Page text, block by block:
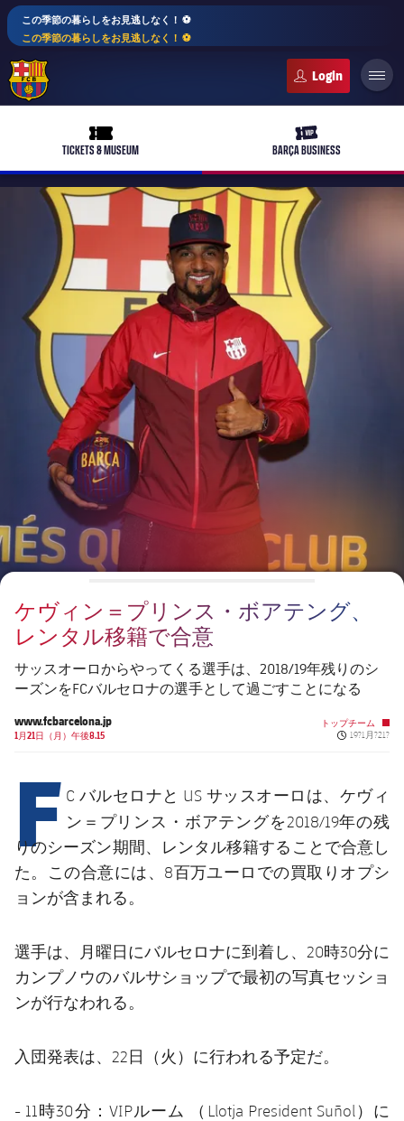
この季節の暮らしをお見逃しなく！ ⚽️
この季節の暮らしをお見逃しなく！ ⚽️
ticket-full
TICKETS & MUSEUM
ticket-vip
BARÇA BUSINESS
plusicon
label.aria.plus
バルサアカデミー
plusicon
label.aria.plus
10年毎
会長
レジェンド
監督
plusicon
label.aria.plus
プレスパス
Facilities
PLUSICON
LABEL.ARIA.PLUS
トップチーム
女子サッカー
plusicon
label.aria.plus
スケジュール
チケット
結果
順位表
バルサAtlètic
plusicon
label.aria.plus
スケジュール
チケット
結果
順位表
PLUSICON
LABEL.ARIA.PLUS
トップチーム
plusicon
label.aria.plus
スケジュール
チケット
結果
順位表
PLUSICON
LABEL.ARIA.PLUS
トップチーム
スケジュール
チケット
結果
PLUSICON
LABEL.ARIA.PLUS
トップチーム
plusicon
label.aria.plus
スケジュール
順位表
PLUSICON
LABEL.ARIA.PLUS
スケジュール
チケット
結果
順位表
ケヴィン＝プリンス・ボアテング、
レンタル移籍で合意
サッスオーロからやってくる選手は、2018/19年残りのシ
ーズンをFCバルセロナの選手として過ごすことになる
www.fcbarcelona.jp
1月21日（月）午後8.15
トップチーム
Published
19?1月?21?
F C バルセロナと US サッスオーロは、 ケヴィ
ン＝プリンス・ボアテングを2018/19年の残
りのシーズン期間、レンタル移籍することで合意し
た。この合意には、8百万ユーロでの買取りオプシ
ョンが含まれる。
選手は、月曜日にバルセロナに到着し、20時30分に
カンプノウのバルサショップで最初の写真セッショ
ンが行なわれる。
入団発表は、22日（火）に行われる予定だ。
- 11時30分：VIPルーム （Llotja President Suñol）に